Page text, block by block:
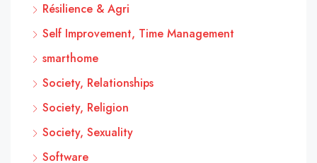
Résilience & Agri
Self Improvement, Time Management
smarthome
Society, Relationships
Society, Religion
Society, Sexuality
Software